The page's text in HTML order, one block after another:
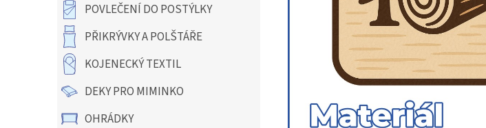
n
POVLEČENÍ DO POSTÝLKY
PŘIKRÝVKY A POLŠTÁŘE
KOJENECKÝ TEXTIL
DEKY PRO MIMINKO
OHRÁDKY